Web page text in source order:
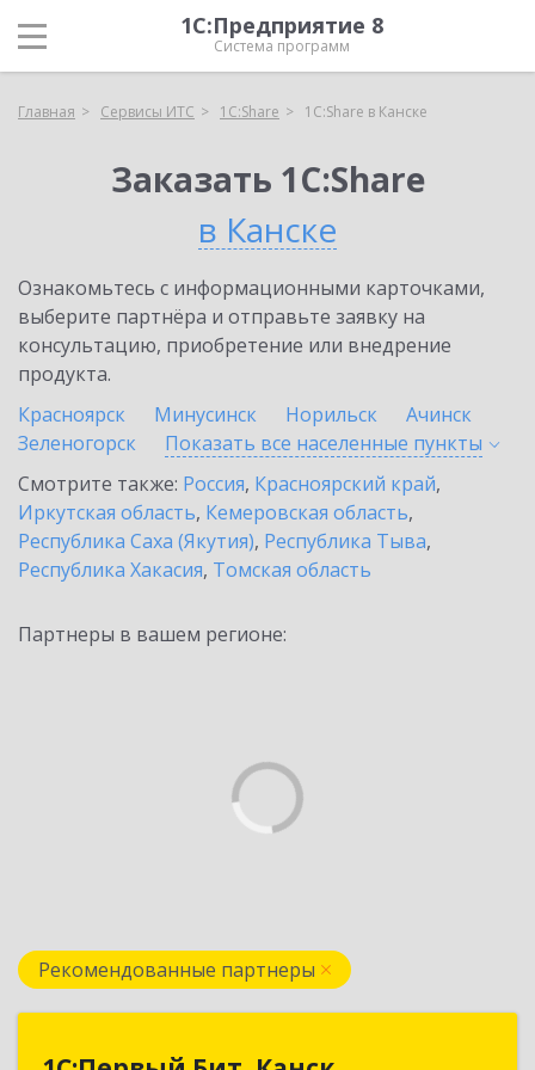
1С:Предприятие 8
Система программ
Главная Сервисы ИТС 1С:Share 1С:Share в Канске
Заказать 1С:Share
в Канске
Ознакомьтесь с информационными карточками,
выберите партнёра и отправьте заявку на
консультацию, приобретение или внедрение
продукта.
Красноярск
Минусинск Норильск
Ачинск
Зеленогорск
Показать все населенные пункты
Смотрите также: Россия, Красноярский край,
Иркутская область, Кемеровская область,
Республика Саха (Якутия), Республика Тыва,
Республика Хакасия, Томская область
Партнеры в вашем регионе:
Рекомендованные партнеры